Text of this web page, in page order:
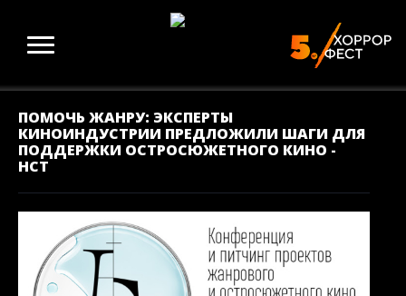
ПОМОЧЬ ЖАНРУ: ЭКСПЕРТЫ
КИНОИНДУСТРИИ ПРЕДЛОЖИЛИ ШАГИ ДЛЯ
ПОДДЕРЖКИ ОСТРОСЮЖЕТНОГО КИНО -
НСТ